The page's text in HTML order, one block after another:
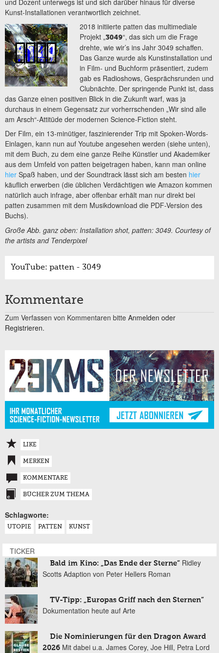
Kunst-Installationen verantwortlich zeichnet.
2018 initiierte patten das multimediale
Projekt „3049“, das sich um die Frage
drehte, wie wir’s ins Jahr 3049 schaffen.
Das Ganze wurde als Kunstinstallation und
in Film- und Buchform präsentiert, zudem
gab es Radioshows, Gesprächsrunden und
Clubnächte. Der springende Punkt ist, dass
das Ganze einen positiven Blick in die Zukunft warf, was ja
durchaus in einem Gegensatz zur vorherrschenden „Wir sind alle
am Arsch“-Attitüde der modernen Science-Fiction steht.
Der Film, ein 13-minütiger, faszinierender Trip mit Spoken-Words-
Einlagen, kann nun auf Youtube angesehen werden (siehe unten),
mit dem Buch, zu dem eine ganze Reihe Künstler und Akademiker
aus dem Umfeld von patten beigetragen haben, kann man online
hier Spaß haben, und der Soundtrack lässt sich am besten hier
käuflich erwerben (die üblichen Verdächtigen wie Amazon kommen
natürlich auch infrage, aber offenbar erhält man nur direkt bei
patten zusammen mit dem Musikdownload die PDF-Version des
Buchs).
Große Abb. ganz oben: Installation shot, patten: 3049. Courtesy of
the artists and Tenderpixel
YouTube: patten - 3049
Kommentare
Zum Verfassen von Kommentaren bitte Anmelden oder
Registrieren.
LIKE
MERKEN
KOMMENTARE
BÜCHER ZUM THEMA
Schlagworte:
UTOPIE PATTEN KUNST
TICKER
Bald im Kino: „Das Ende der Sterne“ Ridley
Scotts Adaption von Peter Hellers Roman
TV-Tipp: „Europas Griff nach den Sternen“
Dokumentation heute auf Arte
Die Nominierungen für den Dragon Award
2026 Mit dabei u.a. James Corey, Joe Hill, Petra Lord